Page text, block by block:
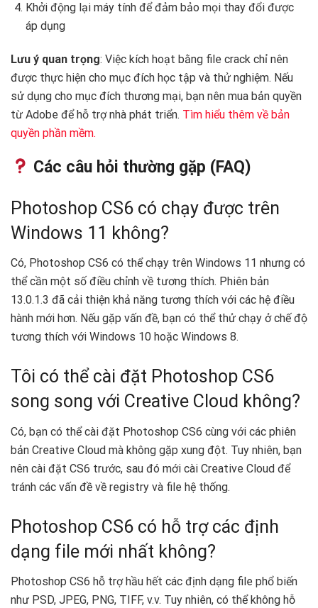
Khởi động lại máy tính để đảm bảo mọi thay đổi được
áp dụng
Lưu ý quan trọng: Việc kích hoạt bằng file crack chỉ nên
được thực hiện cho mục đích học tập và thử nghiệm. Nếu
sử dụng cho mục đích thương mại, bạn nên mua bản quyền
từ Adobe để hỗ trợ nhà phát triển. Tìm hiểu thêm về bản
quyền phần mềm.
Các câu hỏi thường gặp (FAQ)
Photoshop CS6 có chạy được trên
Windows 11 không?
Có, Photoshop CS6 có thể chạy trên Windows 11 nhưng có
thể cần một số điều chỉnh về tương thích. Phiên bản
13.0.1.3 đã cải thiện khả năng tương thích với các hệ điều
hành mới hơn. Nếu gặp vấn đề, bạn có thể thử chạy ở chế độ
tương thích với Windows 10 hoặc Windows 8. ️
Tôi có thể cài đặt Photoshop CS6
song song với Creative Cloud không?
Có, bạn có thể cài đặt Photoshop CS6 cùng với các phiên
bản Creative Cloud mà không gặp xung đột. Tuy nhiên, bạn
nên cài đặt CS6 trước, sau đó mới cài Creative Cloud để
tránh các vấn đề về registry và file hệ thống.
Photoshop CS6 có hỗ trợ các định
dạng file mới nhất không?
Photoshop CS6 hỗ trợ hầu hết các định dạng file phổ biến
như PSD, JPEG, PNG, TIFF, v.v. Tuy nhiên, có thể không hỗ